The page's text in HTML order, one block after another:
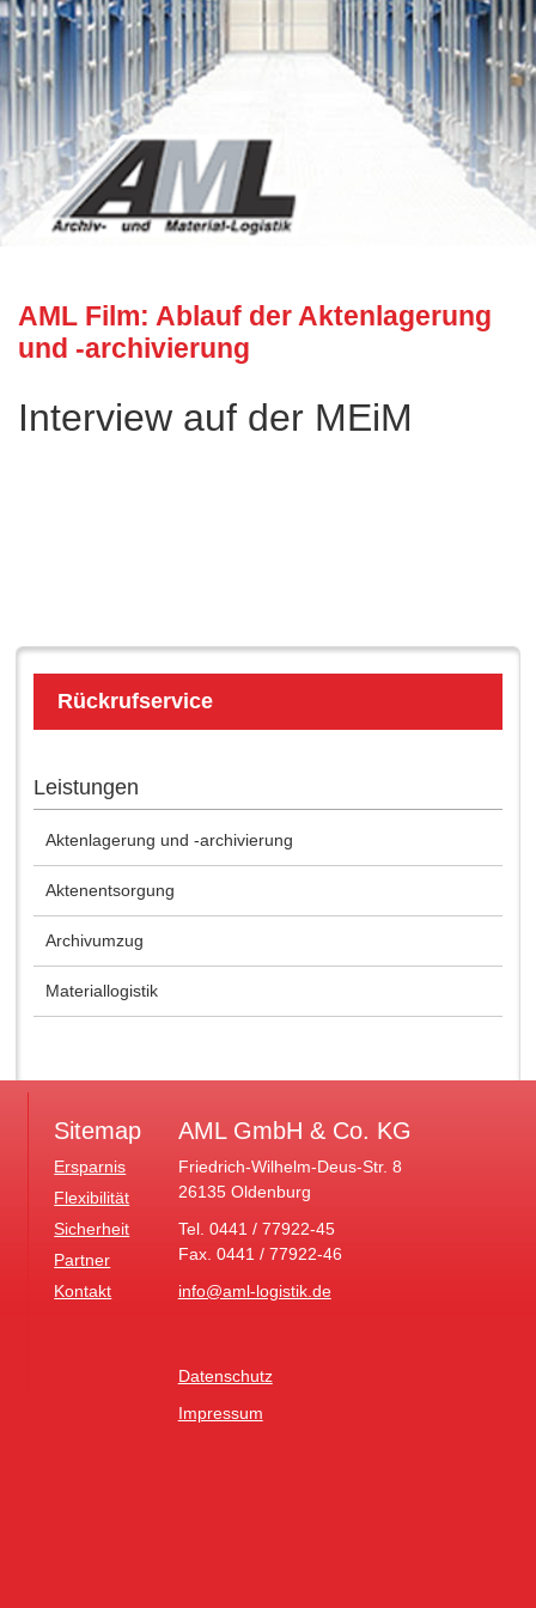
AML Film: Ablauf der Aktenlagerung
und -archivierung
Interview auf der MEiM
Rückrufservice
Leistungen
Aktenlagerung und -archivierung
Aktenentsorgung
Archivumzug
Materiallogistik
Sitemap
Ersparnis
Flexibilität
Sicherheit
Partner
Kontakt
AML GmbH & Co. KG
Friedrich-Wilhelm-Deus-Str. 8
26135 Oldenburg
Tel. 0441 / 77922-45
Fax. 0441 / 77922-46
info@aml-logistik.de
Datenschutz
Impressum